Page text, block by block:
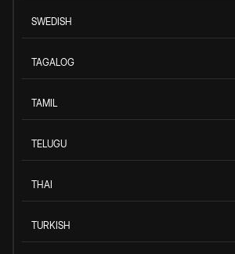
SWEDISH
TAGALOG
TAMIL
TELUGU
THAI
TURKISH